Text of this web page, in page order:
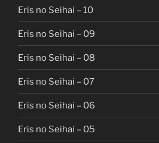
Eris no Seihai – 10
Eris no Seihai – 09
Eris no Seihai – 08
Eris no Seihai – 07
Eris no Seihai – 06
Eris no Seihai – 05